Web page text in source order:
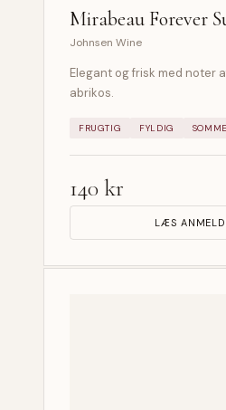
Mirabeau Forever
Johnsen Wine
Elegant og frisk med noter
abrikos.
FRUGTIG FYLDIG
140 kr
LÆS